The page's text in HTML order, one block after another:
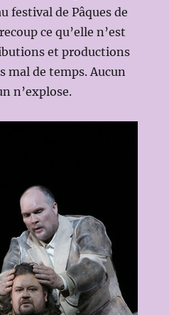
festival de Pâques de
ce qu’elle n’est
et productions
mal de temps. Aucun
n’explose.